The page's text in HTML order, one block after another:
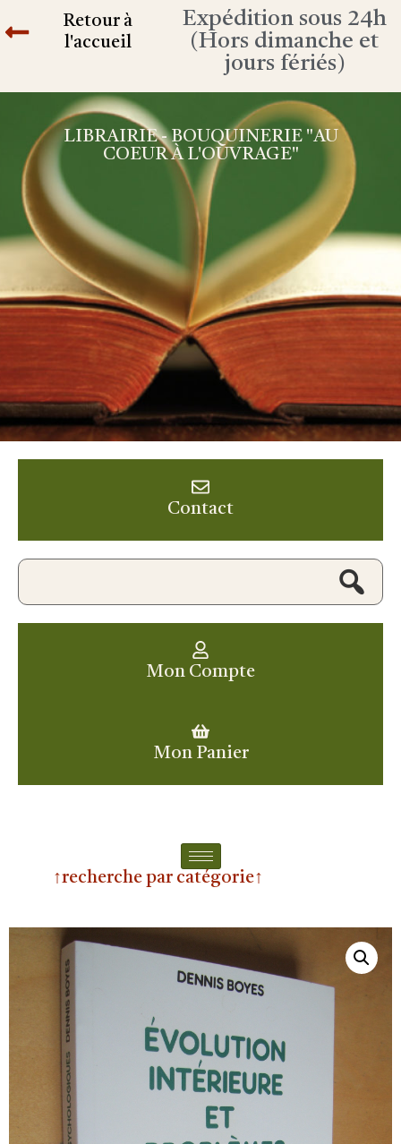
Retour à
l'accueil
Expédition sous 24h
(Hors dimanche et
jours fériés)
LIBRAIRIE - BOUQUINERIE "AU
COEUR À L'OUVRAGE"
Contact
Mon Compte
Mon Panier
↑recherche par catégorie↑